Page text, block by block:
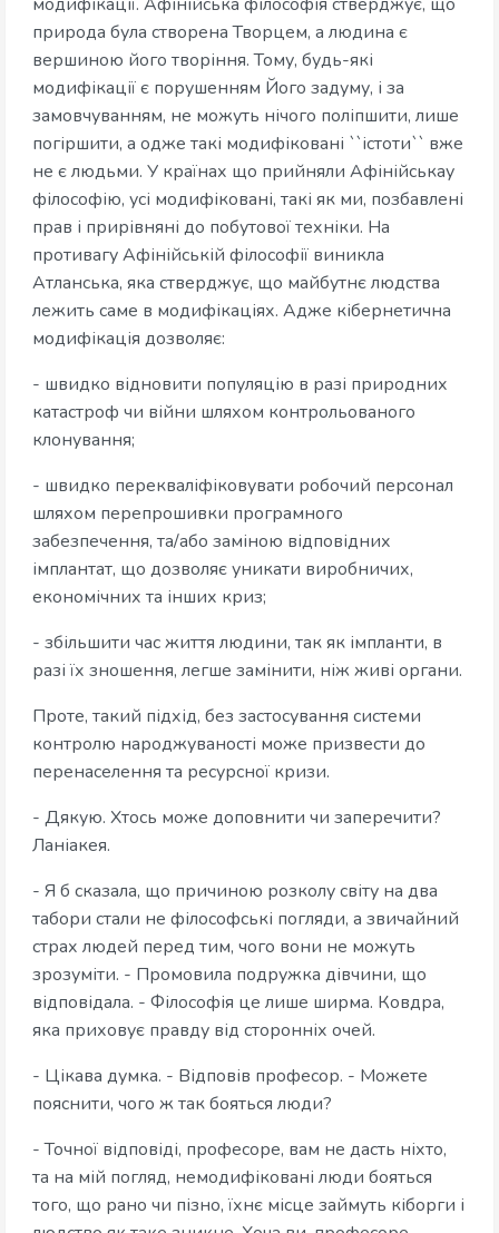
природа була створена Творцем, а людина є
вершиною його творіння. Тому, будь-які
модифікації є порушенням Його задуму, і за
замовчуванням, не можуть нічого поліпшити, лише
погіршити, а одже такі модифіковані ``істоти`` вже
не є людьми. У країнах що прийняли Афінійськау
філософію, усі модифіковані, такі як ми, позбавлені
прав і прирівняні до побутової техніки. На
противагу Афінійській філософії виникла
Атланська, яка стверджує, що майбутнє людства
лежить саме в модифікаціях. Адже кібернетична
модифікація дозволяє:
- швидко відновити популяцію в разі природних
катастроф чи війни шляхом контрольованого
клонування;
- швидко перекваліфіковувати робочий персонал
шляхом перепрошивки програмного
забезпечення, та/або заміною відповідних
імплантат, що дозволяє уникати виробничих,
економічних та інших криз;
- збільшити час життя людини, так як імпланти, в
разі їх зношення, легше замінити, ніж живі органи.
Проте, такий підхід, без застосування системи
контролю народжуваності може призвести до
перенаселення та ресурсної кризи.
- Дякую. Хтось може доповнити чи заперечити?
Ланіакея.
- Я б сказала, що причиною розколу світу на два
табори стали не філософські погляди, а звичайний
страх людей перед тим, чого вони не можуть
зрозуміти. - Промовила подружка дівчини, що
відповідала. - Філософія це лише ширма. Ковдра,
яка приховує правду від сторонніх очей.
- Цікава думка. - Відповів професор. - Можете
пояснити, чого ж так бояться люди?
- Точної відповіді, професоре, вам не дасть ніхто,
та на мій погляд, немодифіковані люди бояться
того, що рано чи пізно, їхнє місце займуть кіборги і